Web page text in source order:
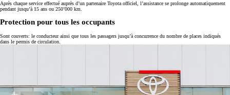
Après chaque service effectué auprès d’un partenaire Toyota officiel, l’assistance se prolonge automatiquement
pendant jusqu’à 15 ans ou 250’000 km.
Protection pour tous les occupants
Sont couverts: le conducteur ainsi que tous les passagers jusqu’à concurrence du nombre de places indiqués
dans le permis de circulation.